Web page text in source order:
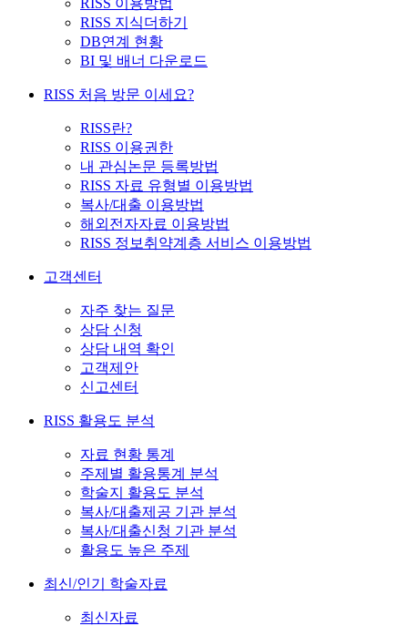
RISS 이용방법
RISS 지식더하기
DB연계 현황
BI 및 배너 다운로드
RISS 처음 방문 이세요?
RISS란?
RISS 이용권한
내 관심논문 등록방법
RISS 자료 유형별 이용방법
복사/대출 이용방법
해외전자자료 이용방법
RISS 정보취약계층 서비스 이용방법
고객센터
자주 찾는 질문
상담 신청
상담 내역 확인
고객제안
신고센터
RISS 활용도 분석
자료 현황 통계
주제별 활용통계 분석
학술지 활용도 분석
복사/대출제공 기관 분석
복사/대출신청 기관 분석
활용도 높은 주제
최신/인기 학술자료
최신자료